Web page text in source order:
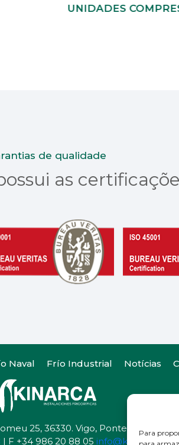
Para
UNIDADES
de qualidade
as
Naval Frío Industrial Notícias
25, 36330. Vigo, Pontevedra
| F +34 986 20 88 05 info@kinarca.com